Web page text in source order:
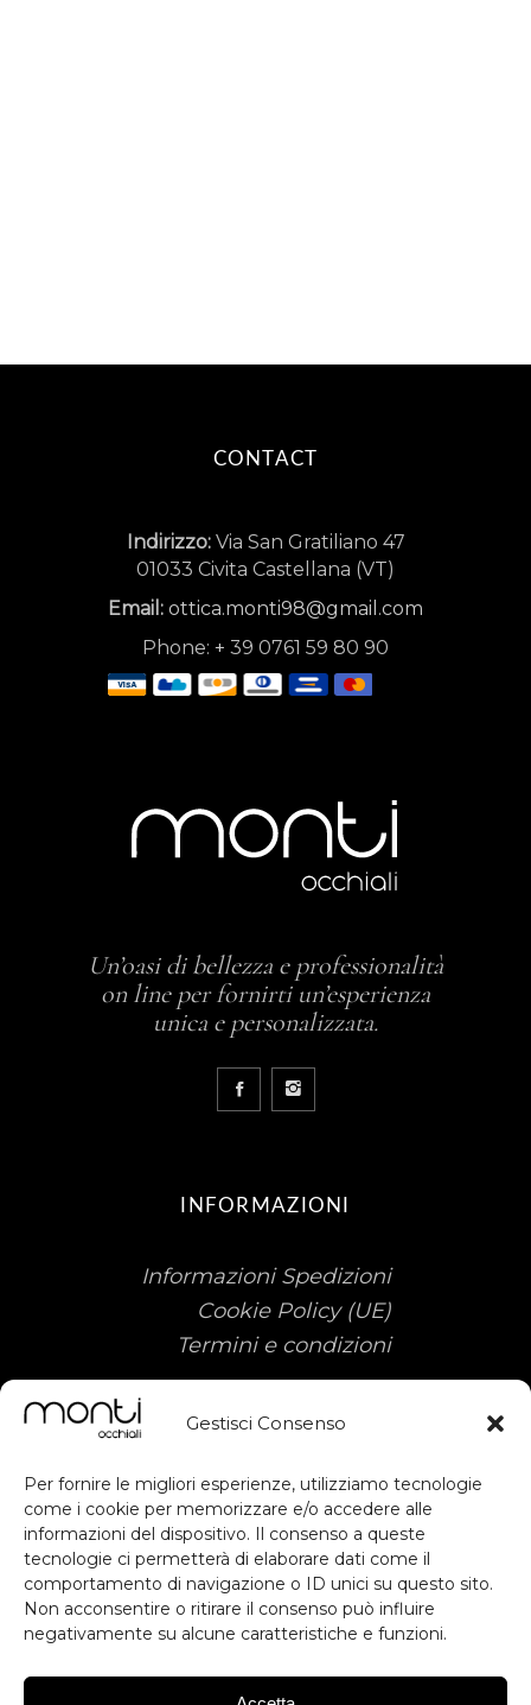
Gestisci Consenso
Per fornire le migliori esperienze, utilizziamo tecnologie
come i cookie per memorizzare e/o accedere alle
informazioni del dispositivo. Il consenso a queste
tecnologie ci permetterà di elaborare dati come il
comportamento di navigazione o ID unici su questo sito.
Non acconsentire o ritirare il consenso può influire
negativamente su alcune caratteristiche e funzioni.
subscribe
RESTA AGGIORNATO
CONTACT
Indirizzo:Via San Gratiliano 47
01033 Civita Castellana (VT)
Email: ottica.monti98@gmail.com
Phone: + 39 0761 59 80 90
Un’oasi di bellezza e professionalità
on line per fornirti un’esperienza
unica e personalizzata.
INFORMAZIONI
Informazioni Spedizioni
Cookie Policy (UE)
Termini e condizioni
Sostegno ottenuto dal FESR ai sensi
degli artt. 49, 50 e dell'allegato IX del
RDC. Contributo previsto dall'avviso
Voucher Digitalizzazione PMI.
migliorare la produttività, Digital